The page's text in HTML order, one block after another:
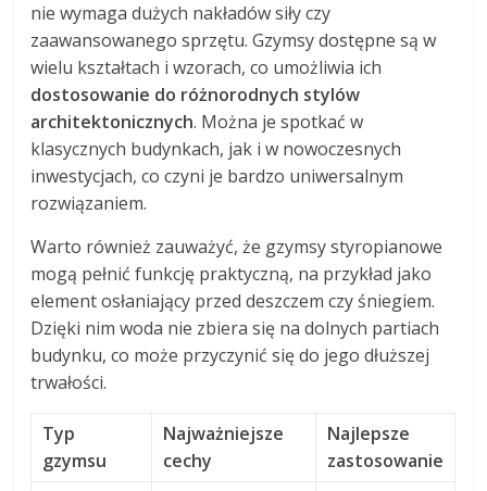
nie wymaga dużych nakładów siły czy
zaawansowanego sprzętu. Gzymsy dostępne są w
wielu kształtach i wzorach, co umożliwia ich
dostosowanie do różnorodnych stylów
architektonicznych. Można je spotkać w
klasycznych budynkach, jak i w nowoczesnych
inwestycjach, co czyni je bardzo uniwersalnym
rozwiązaniem.
Warto również zauważyć, że gzymsy styropianowe
mogą pełnić funkcję praktyczną, na przykład jako
element osłaniający przed deszczem czy śniegiem.
Dzięki nim woda nie zbiera się na dolnych partiach
budynku, co może przyczynić się do jego dłuższej
trwałości.
Typ
gzymsu
Najważniejsze
cechy
Najlepsze
zastosowanie